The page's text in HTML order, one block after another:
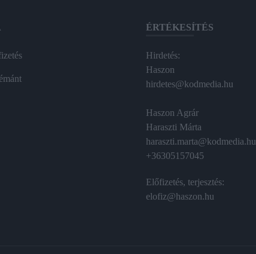
ÉRTÉKESÍTÉS
Hirdetés:
Haszon
hirdetes@kodmedia.hu
Haszon Agrár
Haraszti Márta
haraszti.marta@kodmedia.hu
+36305157045
Előfizetés, terjesztés:
elofiz@haszon.hu